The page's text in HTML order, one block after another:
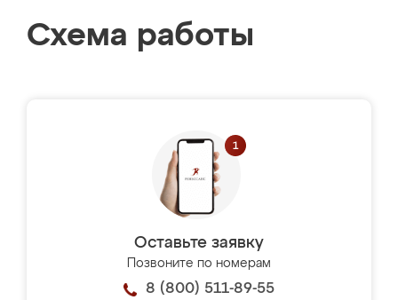
Схема работы
Оставьте заявку
Позвоните по номерам
8 (800) 511-89-55